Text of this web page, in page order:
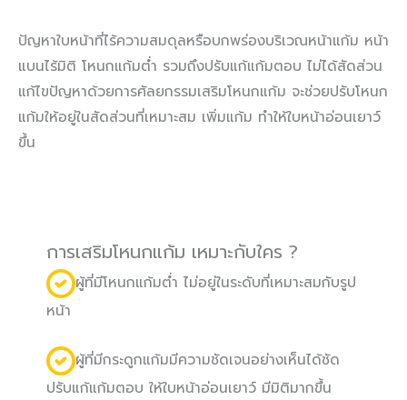
ปัญหาใบหน้าที่ไร้ความสมดุลหรือบกพร่องบริเวณหน้าแก้ม หน้า
แบนไร้มิติ โหนกแก้มต่ำ รวมถึงปรับแก้แก้มตอบ ไม่ได้สัดส่วน
แก้ไขปัญหาด้วยการศัลยกรรมเสริมโหนกแก้ม จะช่วยปรับโหนก
แก้มให้อยู่ในสัดส่วนที่เหมาะสม เพิ่มแก้ม ทำให้ใบหน้าอ่อนเยาว์
ขึ้น
การเสริมโหนกแก้ม เหมาะกับใคร ?
ผู้ที่มีโหนกแก้มต่ำ ไม่อยู่ในระดับที่เหมาะสมกับรูป
หน้า
ผู้ที่มีกระดูกแก้มมีความชัดเจนอย่างเห็นได้ชัด
ปรับแก้แก้มตอบ ให้ใบหน้าอ่อนเยาว์ มีมิติมากขึ้น